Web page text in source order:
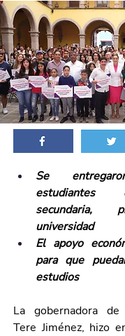
Se
estudiantes
secundaria,
universidad
El apoyo
para que
estudios
La gobernadora de
Tere Jiménez, hizo